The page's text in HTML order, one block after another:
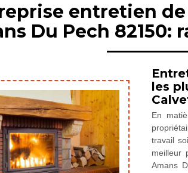
entretien
Du Pech 82150:
les
En
travail
meilleur
Amans